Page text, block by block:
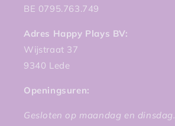
BE 0795.763.749
Adres Happy Plays BV:
Wijstraat 37
9340 Lede
Openingsuren:
Gesloten op maandag en dinsdag.